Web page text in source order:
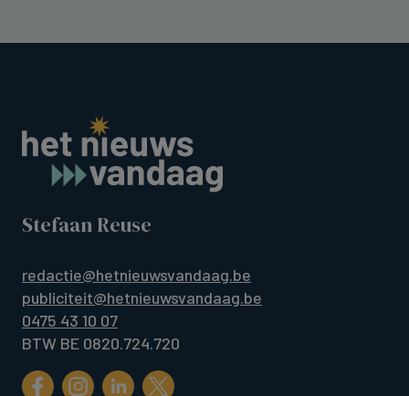
Stefaan Reuse
redactie@hetnieuwsvandaag.be
publiciteit@hetnieuwsvandaag.be
0475 43 10 07
BTW BE 0820.724.720